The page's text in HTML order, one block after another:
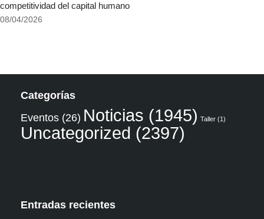
competitividad del capital humano
08/04/2026
Categorías
Eventos (26) Noticias (1945) Taller (1)
Uncategorized (2397)
Entradas recientes